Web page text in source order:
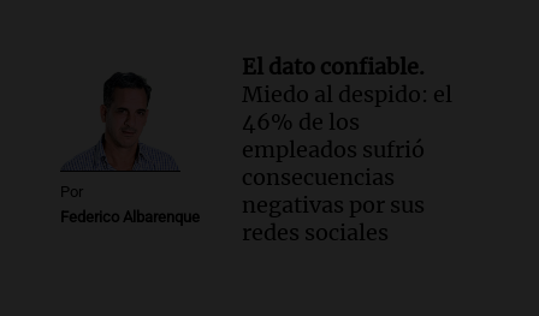
Por
Federico Albarenque
El dato confiable.
Miedo al despido: el
46% de los
empleados sufrió
consecuencias
negativas por sus
redes sociales